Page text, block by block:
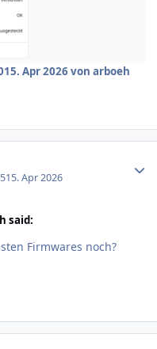
15. Apr 2026 von arboeh
15. Apr 2026
said:
Firmwares noch?